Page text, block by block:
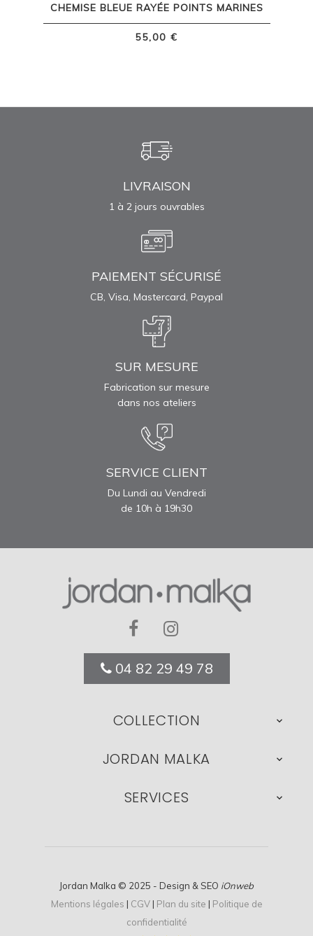
CHEMISE BLEUE RAYÉE POINTS MARINES
55,00 €
LIVRAISON
1 à 2 jours ouvrables
PAIEMENT SÉCURISÉ
CB, Visa, Mastercard, Paypal
SUR MESURE
Fabrication sur mesure
dans nos ateliers
SERVICE CLIENT
Du Lundi au Vendredi
de 10h à 19h30
04 82 29 49 78
COLLECTION 
JORDAN MALKA 
SERVICES 
Jordan Malka © 2025 - Design & SEO iOnweb
Mentions légales | CGV| Plan du site | Politique de
confidentialité